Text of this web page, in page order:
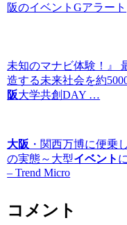
阪のイベントGアラート
未知のマナビ体験！』
造する未来社会を約
阪大学共創DAY …
大阪 ・関西万博に便乗
の実態～大型イベント
– Trend Micro
コメント